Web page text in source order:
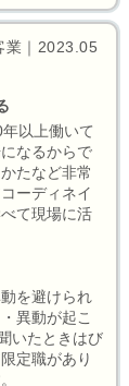
業｜2023.05
以上働いて
なるからで
たなど非常
ーディネイ
て現場に活
を避けられ
異動が起こ
いたときはび
定職があり